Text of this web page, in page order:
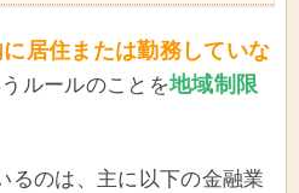
居住または勤務していな
うルールのことを地域制限
るのは、主に以下の金融業